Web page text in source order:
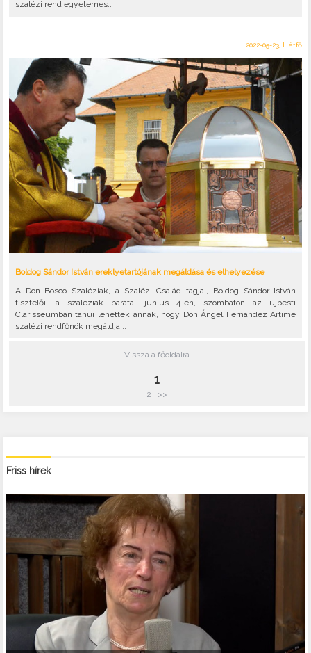
szalézi rend egyetemes..
2022-05-23, Hétfő
Boldog Sándor István ereklyetartójának megáldása és elhelyezése
A Don Bosco Szaléziak, a Szalézi Család tagjai, Boldog Sándor István
tisztelői, a szaléziak barátai június 4-én, szombaton az újpesti
Clarisseumban tanúi lehettek annak, hogy Don Ángel Fernández Artime
szalézi rendfőnök megáldja,..
Vissza a főoldalra
1
2 >>
Friss hírek